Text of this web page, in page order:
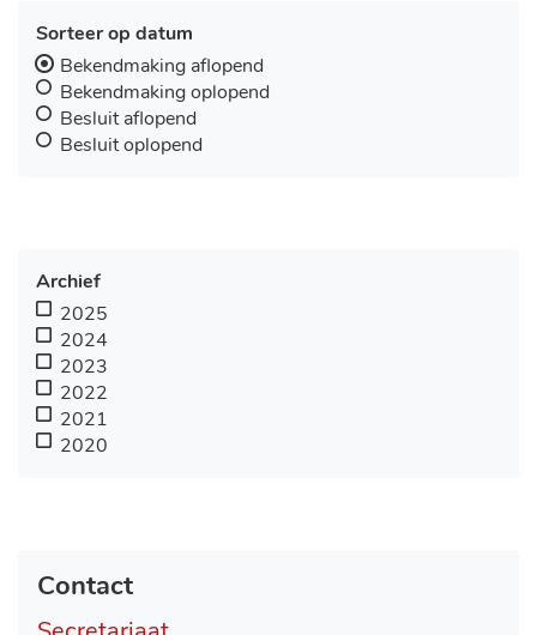
Sorteer op datum
Bekendmaking aflopend
Bekendmaking oplopend
Besluit aflopend
Besluit oplopend
Archief
2025
2024
2023
2022
2021
2020
Contact